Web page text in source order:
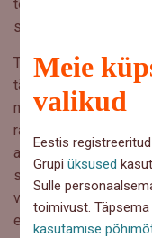
Meie
valikud
Eestis
Grupiüksused
Sulle
toimivust.
kasutamise
töövõime kadu.
saamata jäänud
Traumakaitse hüvitis
tähendab, et sul ei
naasmisega
ravimisele. See
aktiivne eluviis ja oht
seonduvalt.
vastavalt vigastuse
et traumaks ei loeta